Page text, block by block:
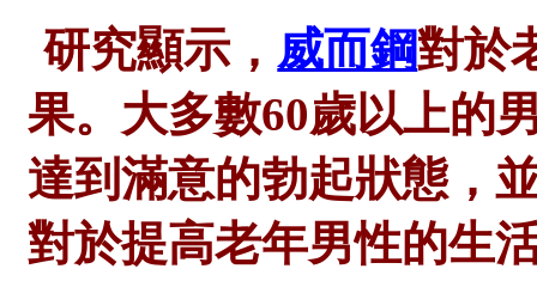
研究顯示， 威而鋼對於
果。大多數60歲以上的
達到滿意的勃起狀態，
對於提高老年男性的生